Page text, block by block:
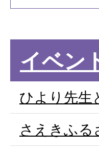
イベン
ひより先生
さえきふ